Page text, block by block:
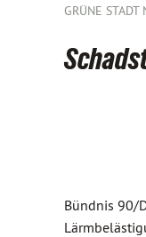
GRÜNE STADT
Bündnis 90/